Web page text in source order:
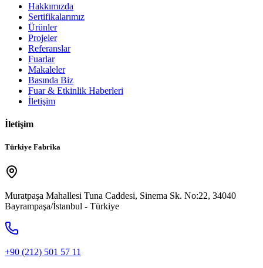
Hakkımızda
Sertifikalarımız
Ürünler
Projeler
Referanslar
Fuarlar
Makaleler
Basında Biz
Fuar & Etkinlik Haberleri
İletişim
İletişim
Türkiye Fabrika
Muratpaşa Mahallesi Tuna Caddesi, Sinema Sk. No:22, 34040
Bayrampaşa/İstanbul - Türkiye
+90 (212) 501 57 11